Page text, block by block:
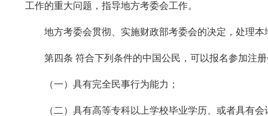
工作的重大问题，指导地方考委会工作。
地方考委会贯彻、实施财政部考委会的决定，处理本
第四条 符合下列条件的中国公民，可以报名参加注册
（一）具有完全民事行为能力；
（二）具有高等专科以上学校毕业学历、或者具有会